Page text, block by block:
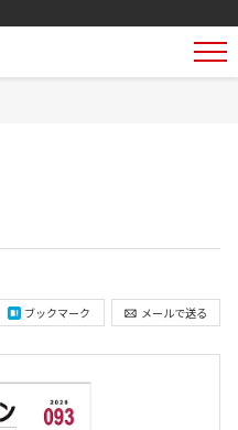
ブックマーク メールで送る